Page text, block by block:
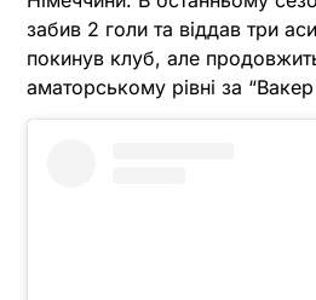
забив 2 голи та віддав три
покинув клуб, але
аматорському рівні за